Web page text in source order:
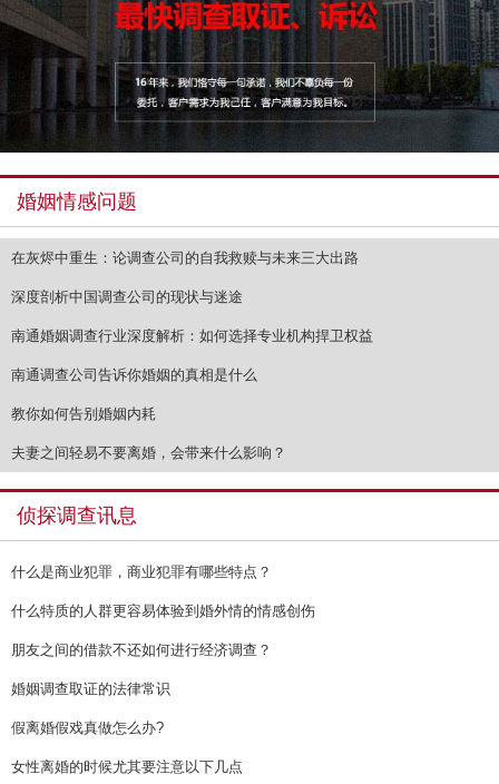
婚姻情感问题
在灰烬中重生：论调查公司的自我救赎与未来三大出路
深度剖析中国调查公司的现状与迷途
南通婚姻调查行业深度解析：如何选择专业机构捍卫权益
南通调查公司告诉你婚姻的真相是什么
教你如何告别婚姻内耗
夫妻之间轻易不要离婚，会带来什么影响？
侦探调查讯息
什么是商业犯罪，商业犯罪有哪些特点？
什么特质的人群更容易体验到婚外情的情感创伤
朋友之间的借款不还如何进行经济调查？
婚姻调查取证的法律常识
假离婚假戏真做怎么办?
女性离婚的时候尤其要注意以下几点